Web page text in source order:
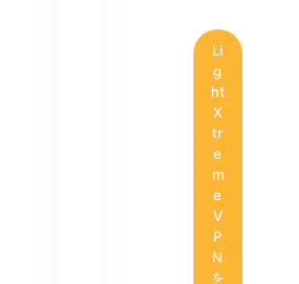
Li
g
ht
X
tr
e
m
e
V
P
N
を